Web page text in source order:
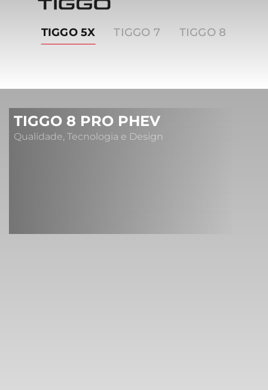
Tiggo
TIGGO 5X TIGGO 7 TIGGO 8
TIGGO 8 PRO PHEV
Qualidade, Tecnologia e Design